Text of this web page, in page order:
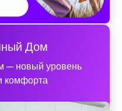
Дом
— новый уровень
комфорта